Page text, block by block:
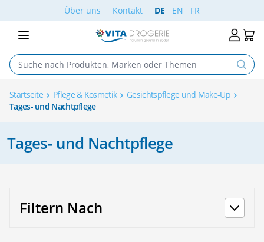
Skip to ContentÜber uns Kontakt DE EN FR
Startseite Pflege & Kosmetik
Gesichtspflege und Make-Up
Tages- und Nachtpflege
Tages- und Nachtpflege
Filtern Nach